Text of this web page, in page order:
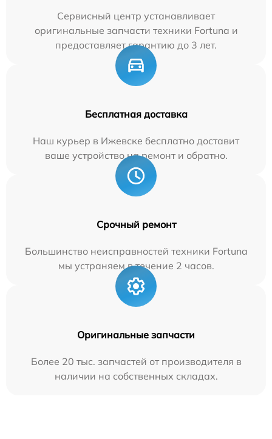
Сервисный центр устанавливает
оригинальные запчасти техники Fortuna и
предоставляет гарантию до 3 лет.
Бесплатная доставка
Наш курьер в Ижевске бесплатно доставит
ваше устройство на ремонт и обратно.
Срочный ремонт
Большинство неисправностей техники Fortuna
мы устраняем в течение 2 часов.
Оригинальные запчасти
Более 20 тыс. запчастей от производителя в
наличии на собственных складах.